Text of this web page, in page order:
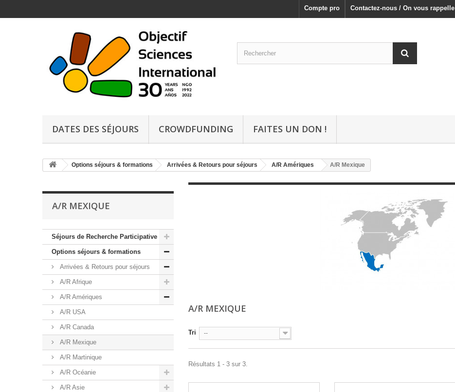
Contactez-nous / On vous rappelle
Compte pro
DATES DES SÉJOURS CROWDFUNDING FAITES UN DON !
Options séjours & formations Arrivées & Retours pour séjours A/R Amériques A/R Mexique
A/R MEXIQUE
Séjours de Recherche Participative
Options séjours & formations
Arrivées & Retours pour séjours
A/R Afrique
A/R Amériques
A/R USA
A/R Canada
A/R Mexique
A/R Martinique
A/R Océanie
A/R Asie
A/R MEXIQUE
Tri --
Résultats 1 - 3 sur 3.